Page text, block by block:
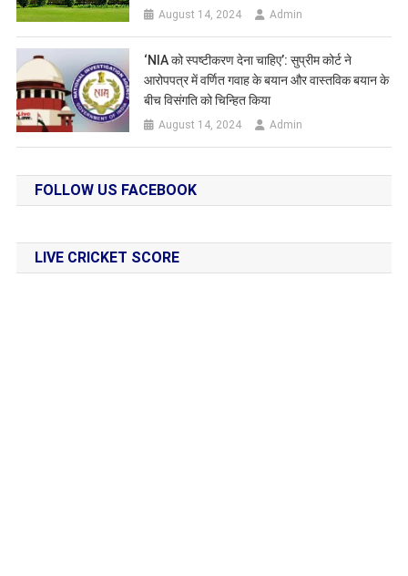
August 14, 2024 Admin
‘NIA को स्पष्टीकरण देना चाहिए’: सुप्रीम कोर्ट ने
आरोपपत्र में वर्णित गवाह के बयान और वास्तविक बयान के
बीच विसंगति को चिन्हित किया
August 14, 2024 Admin
FOLLOW US FACEBOOK
LIVE CRICKET SCORE